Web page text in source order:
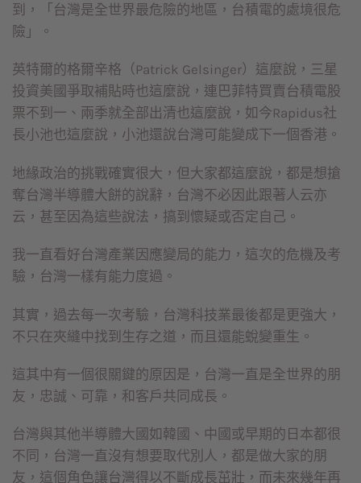
到，「台灣是全世界最危險的地區，台積電的處境很危
險」。
英特爾的格爾辛格（Patrick Gelsinger）這麼說，三星
投資美國爭取補貼時也這麼說，連巴菲特買賣台積電股
票不到一、兩季就全部出清也這麼說，如今Rapidus社
長小池也這麼說，小池還說台灣可能變成下一個香港。
地緣政治的挑戰確實很大，但大家都這麼說，都是想搶
奪台灣半導體大餅的說辭，台灣不必因此跟著人云亦
云，甚至因為這些說法，搞到懷疑或否定自己。
我一直看好台灣產業因應變局的能力，這次的危機及考
驗，台灣一樣有能力度過。
其實，過去每一次考驗，台灣科技業最後都是更強大，
不只在夾縫中找到生存之道，而且還能蛻變重生。
這其中有一個很關鍵的原因是，台灣一直是全世界的朋
友，忠誠、可靠，和客戶共同成長。
台灣與其他半導體大國如韓國、中國或早期的日本都很
不同，台灣一直沒有想要取代別人，都是做大家的朋
友，這個角色讓台灣得以不斷成長茁壯，而未來幾年再